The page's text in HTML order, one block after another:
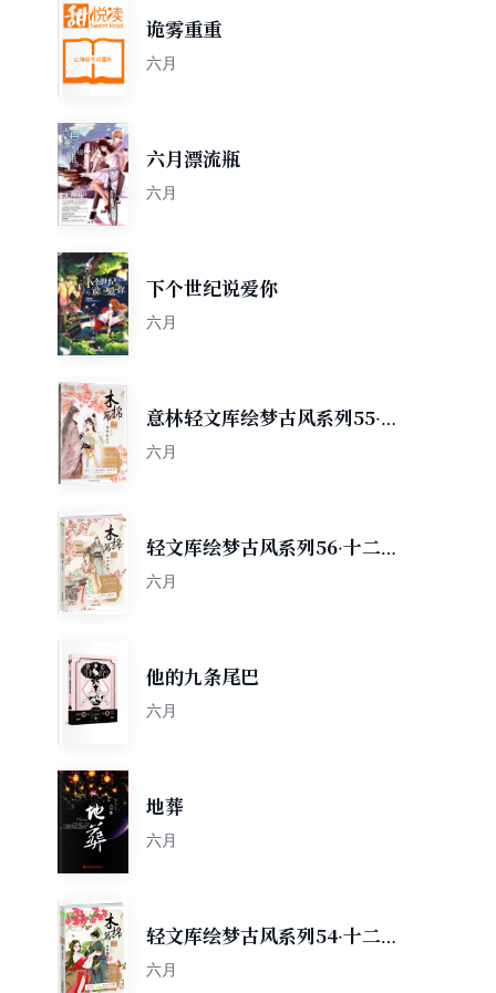
诡雾重重
六月
六月漂流瓶
六月
下个世纪说爱你
六月
意林轻文库绘梦古风系列55·
十二花信霓裳风华录木棉篇：
六月
轻文库绘梦古风系列56·十二
花信霓裳风华录木棉篇：倾世
六月
他的九条尾巴
六月
地葬
六月
轻文库绘梦古风系列54·十二
花信霓裳风华录木棉篇：倾世
六月